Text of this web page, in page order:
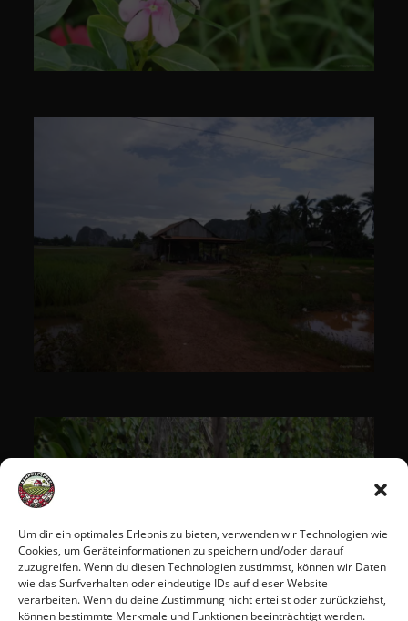
Um dir ein optimales Erlebnis zu bieten, verwenden wir Technologien wie
Cookies, um Geräteinformationen zu speichern und/oder darauf
zuzugreifen. Wenn du diesen Technologien zustimmst, können wir Daten
wie das Surfverhalten oder eindeutige IDs auf dieser Website
verarbeiten. Wenn du deine Zustimmung nicht erteilst oder zurückziehst,
können bestimmte Merkmale und Funktionen beeinträchtigt werden.